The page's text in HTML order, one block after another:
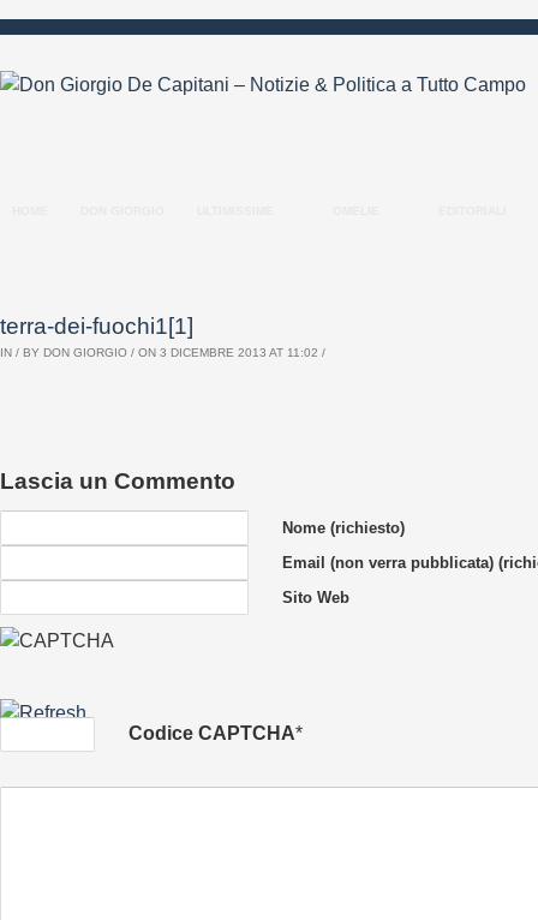
terra-dei-fuochi1[1]
IN / BY DON GIORGIO / ON 3 DICEMBRE 2013 AT 11:02 /
Lascia un Commento
Nome (richiesto)
Email (non verra pubblicata)
Sito Web
Codice CAPTCHA*